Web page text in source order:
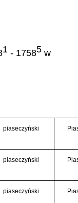
1 - 17585 w
piaseczyński
piaseczyński
piaseczyński